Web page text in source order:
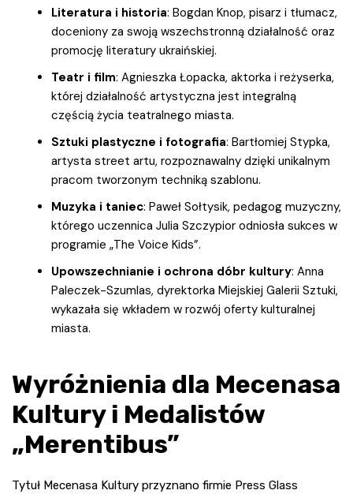
Literatura i historia: Bogdan Knop, pisarz i tłumacz,
doceniony za swoją wszechstronną działalność oraz
promocję literatury ukraińskiej.
Teatr i film: Agnieszka Łopacka, aktorka i reżyserka,
której działalność artystyczna jest integralną
częścią życia teatralnego miasta.
Sztuki plastyczne i fotografia: Bartłomiej Stypka,
artysta street artu, rozpoznawalny dzięki unikalnym
pracom tworzonym techniką szablonu.
Muzyka i taniec: Paweł Sołtysik, pedagog muzyczny,
którego uczennica Julia Szczypior odniosła sukces w
programie „The Voice Kids”.
Upowszechnianie i ochrona dóbr kultury: Anna
Paleczek-Szumlas, dyrektorka Miejskiej Galerii Sztuki,
wykazała się wkładem w rozwój oferty kulturalnej
miasta.
Wyróżnienia dla Mecenasa
Kultury i Medalistów
„Merentibus”
Tytuł Mecenasa Kultury przyznano firmie Press Glass